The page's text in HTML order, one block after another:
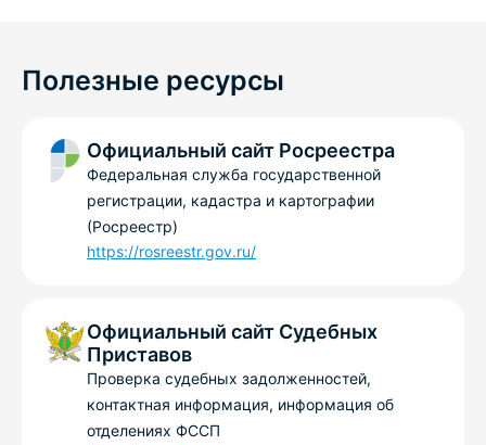
Полезные ресурсы
Официальный сайт Росреестра
Федеральная служба государственной
регистрации, кадастра и картографии
(Росреестр)
https://rosreestr.gov.ru/
Официальный сайт Судебных
Приставов
Проверка судебных задолженностей,
контактная информация, информация об
отделениях ФССП